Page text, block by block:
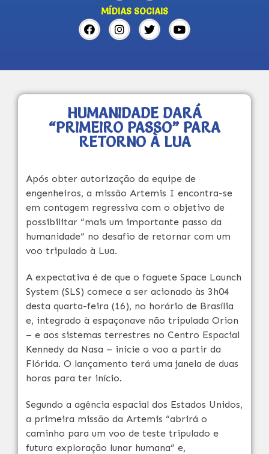
MÍDIAS SOCIAIS
HUMANIDADE DARÁ
“PRIMEIRO PASSO” PARA
RETORNO À LUA
Após obter autorização da equipe de
engenheiros, a missão Artemis I encontra-se
em contagem regressiva com o objetivo de
possibilitar “mais um importante passo da
humanidade” no desafio de retornar com um
voo tripulado à Lua.
A expectativa é de que o foguete Space Launch
System (SLS) comece a ser acionado às 3h04
desta quarta-feira (16), no horário de Brasília
e, integrado à espaçonave não tripulada Orion
– e aos sistemas terrestres no Centro Espacial
Kennedy da Nasa – inicie o voo a partir da
Flórida. O lançamento terá uma janela de duas
horas para ter início.
Segundo a agência espacial dos Estados Unidos,
a primeira missão da Artemis “abrirá o
caminho para um voo de teste tripulado e
futura exploração lunar humana” e,